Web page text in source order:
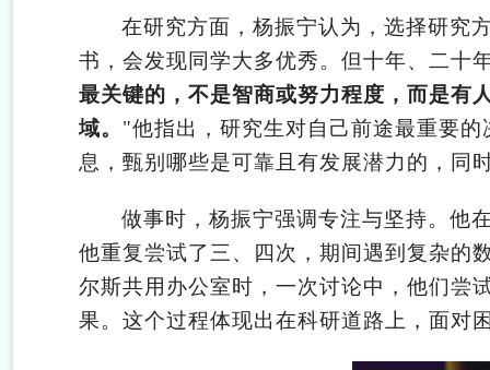
在研究方面，杨振宁认为，选择研究
书，会发现同学大多优秀。但十年、二十
最关键的，不是智商或努力程度，而是有
域。 "他指出，研究生对自己前途最重要
息，甄别哪些是可靠且有发展潜力的，同
做事时，杨振宁强调专注与坚持。他
他重复尝试了三、四次，期间遇到复杂的
尔斯共用办公室时，一次讨论中，他们尝
果。这个过程体现出在科研道路上，面对